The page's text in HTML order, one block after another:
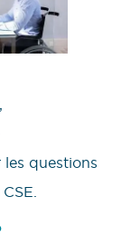
les questions